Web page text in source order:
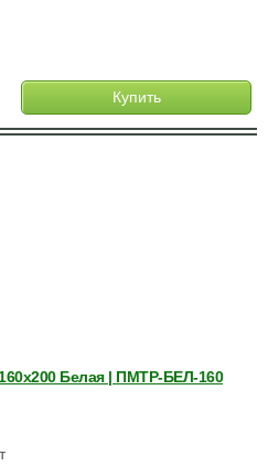
Купить
Белая | ПМТР-БЕЛ-160